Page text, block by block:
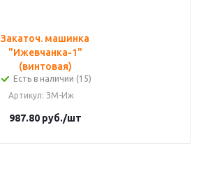
Закаточ. машинка
"Ижевчанка-1"
(винтовая)
Есть в наличии (15)
Артикул: ЗМ-Иж
987.80руб./шт